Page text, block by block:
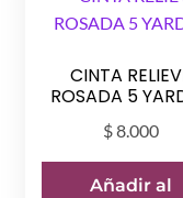
CINTA
ROSADA 5
$8.000
Añadir al